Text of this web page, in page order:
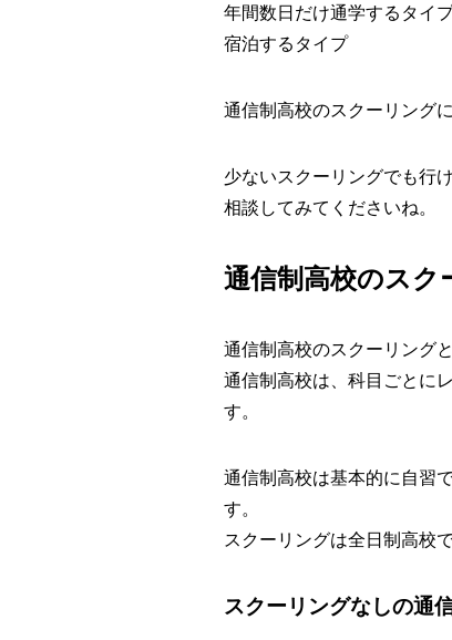
年間数日だけ通学するタイ
宿泊するタイプ
通信制高校のスクーリング
少ないスクーリングでも行
相談してみてくださいね。
通信制高校のスク
通信制高校のスクーリング
通信制高校は、科目ごとに
す。
通信制高校は基本的に自習
す。
スクーリングは全日制高校
スクーリングなしの通